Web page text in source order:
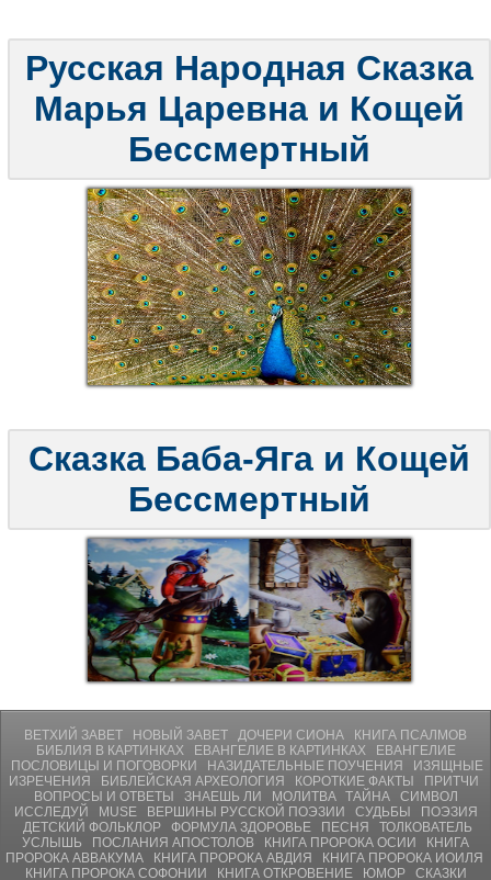
Русская Народная Сказка
Марья Царевна и Кощей
Бессмертный
Сказка Баба-Яга и Кощей
Бессмертный
ВЕТХИЙ ЗАВЕТ НОВЫЙ ЗАВЕТ ДОЧЕРИ СИОНА
КНИГА ПСАЛМОВ
БИБЛИЯ В КАРТИНКАХ
ЕВАНГЕЛИЕ В КАРТИНКАХ
ЕВАНГЕЛИЕ
ПОСЛОВИЦЫ И ПОГОВОРКИ
НАЗИДАТЕЛЬНЫЕ ПОУЧЕНИЯ
ИЗЯЩНЫЕ
ИЗРЕЧЕНИЯ
БИБЛЕЙСКАЯ АРХЕОЛОГИЯ КОРОТКИЕ ФАКТЫ
ПРИТЧИ
ВОПРОСЫ И ОТВЕТЫ
ЗНАЕШЬ ЛИ МОЛИТВA ТАЙНА
СИМВОЛ
ИССЛЕДУЙ
MUSE ВЕРШИНЫ РУССКОЙ ПОЭЗИИ СУДЬБЫ
ПОЭЗИЯ
ДЕТСКИЙ ФОЛЬКЛОР
ФОРМУЛА ЗДОРОВЬЕ ПЕСНЯ
ТОЛКОВАТЕЛЬ
УСЛЫШЬ
ПОСЛАНИЯ АПОСТОЛОВ КНИГА ПРОРОКА ОСИИ
КНИГА
ПРОРОКА АВВАКУМА
КНИГА ПРОРОКА АВДИЯ
КНИГА ПРОРОКА ИОИЛЯ
КНИГА ПРОРОКА СОФОНИИ
КНИГА ОТКРОВЕНИЕ ЮМОР СКАЗКИ